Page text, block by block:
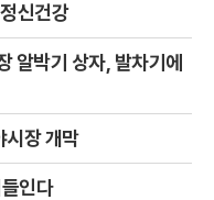
신건강
알박기 상자, 발차기에
시장 개막
인다